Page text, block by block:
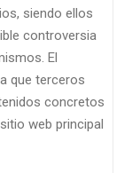
siendo ellos
controversia
El
que terceros
concretos
web principal